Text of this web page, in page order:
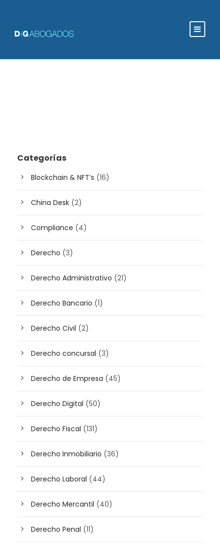
Categorías
Blockchain & NFT’s (16)
China Desk (2)
Compliance (4)
Derecho (3)
Derecho Administrativo (21)
Derecho Bancario (1)
Derecho Civil (2)
Derecho concursal (3)
Derecho de Empresa (45)
Derecho Digital (50)
Derecho Fiscal (131)
Derecho Inmobiliario (36)
Derecho Laboral (44)
Derecho Mercantil (40)
Derecho Penal (11)